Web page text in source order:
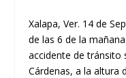
Xalapa, Ver. 14 de
de las 6 de la
accidente de tránsito
Cárdenas, a la altura